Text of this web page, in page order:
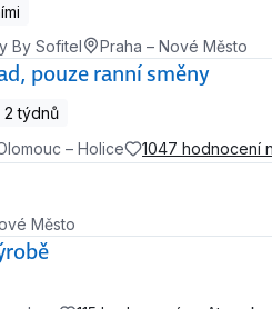
By Sofitel
Praha – Nové Město
pouze ranní směny
týdnů
– Holice 1047 hodnocení
Město